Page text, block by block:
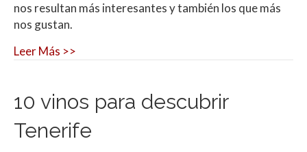
nos resultan más interesantes y también los que más
nos gustan.
Leer Más >>
10 vinos para descubrir
Tenerife